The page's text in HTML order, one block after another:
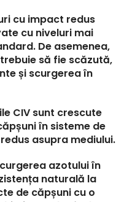
cu impact redus
cu niveluri mai
De asemenea,
să fie scăzută,
și scurgerea în
CIV sunt crescute
în sisteme de
asupra mediului.
azotului în
naturală la
de căpșuni cu o